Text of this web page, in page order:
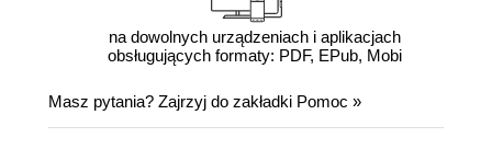
na dowolnych urządzeniach i aplikacjach
obsługujących formaty: PDF, EPub, Mobi
Masz pytania? Zajrzyj do zakładki Pomoc »